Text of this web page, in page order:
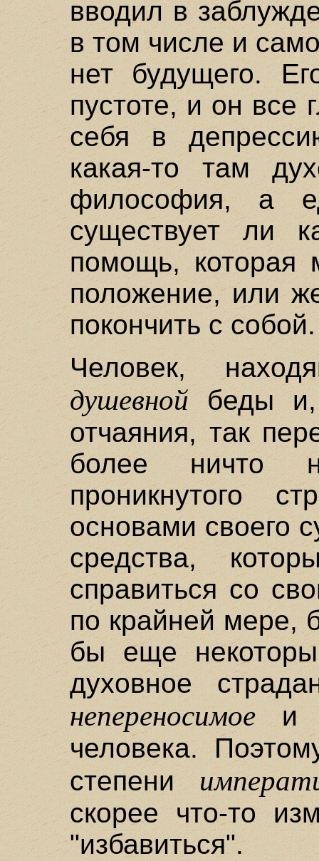
вводил в
в том числе и
нет будущего.
пустоте, и он все
себя в
какая-то там
философия, а
существует ли
помощь, которая
положение, или
покончить с собой.
Человек,
душевной беды
отчаяния, так
более ничто
проникнутого
основами своего
средства,
справиться со
по крайней мере,
бы еще
духовное
непереносимоеи
человека.
степени
скорее что-то
"избавиться".